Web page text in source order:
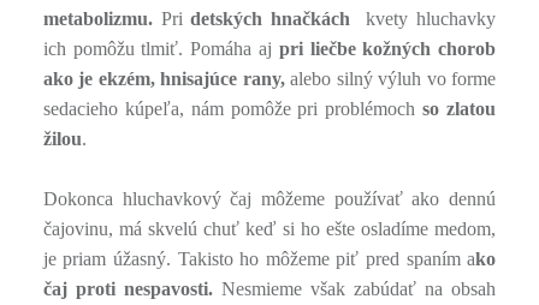
metabolizmu.Pridetských hnačkách kvety hluchavky
ich pomôžu tlmiť. Pomáha aj pri liečbe kožných chorob
ako je ekzém, hnisajúce rany,alebo silný výluh vo forme
sedacieho kúpeľa, nám pomôže pri problémochso zlatou
žilou.
Dokonca hluchavkový čaj môžeme používať ako dennú
čajovinu, má skvelú chuť keď si ho ešte osladíme medom,
je priam úžasný. Takisto ho môžeme piť pred spaním ako
čaj proti nespavosti.Nesmieme však zabúdať na obsah